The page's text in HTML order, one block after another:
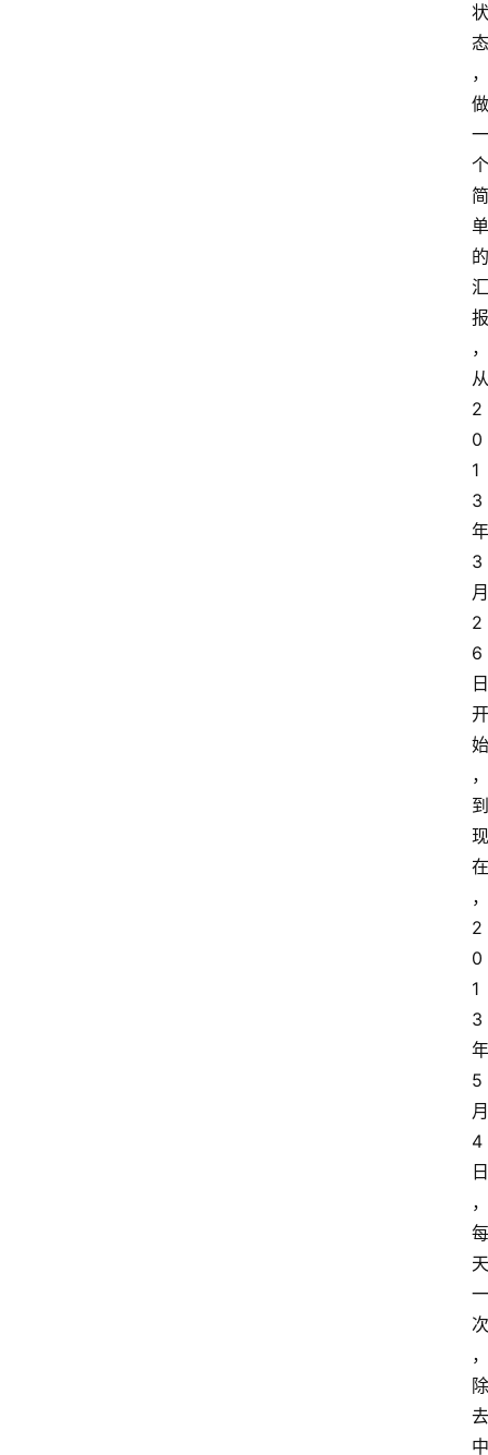
状
态
，
做
一
个
简
单
的
汇
报
，
从
2
0
1
3
年
3
月
2
6
日
开
始
，
到
现
在
，
2
0
1
3
年
5
月
4
日
，
每
天
一
次
，
除
去
中